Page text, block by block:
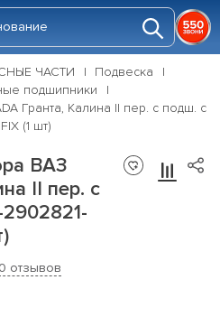
ЧАСТИ
Подвеска
подшипники
Гранта, Калина II пер. с подш. с
(1 шт)
ВАЗ
II пер. с
0 отзывов